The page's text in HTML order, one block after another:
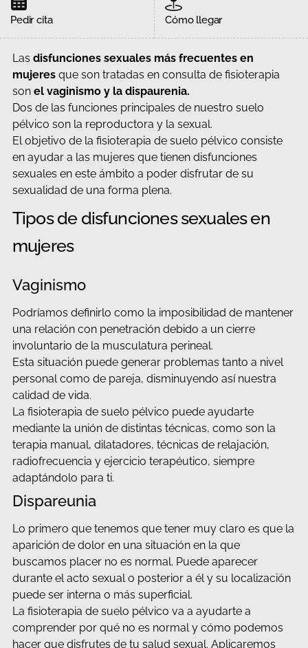
Pedir cita Cómo llegar
Las disfunciones sexuales más frecuentes en
mujeresque son tratadas en consulta de fisioterapia
son el vaginismo y la dispaurenia.
Dos de las funciones principales de nuestro suelo
pélvico son la reproductora y la sexual.
El objetivo de la fisioterapia de suelo pélvico consiste
en ayudar a las mujeres que tienen disfunciones
sexuales en este ámbito a poder disfrutar de su
sexualidad de una forma plena.
Tipos de disfunciones sexuales en
mujeres
Vaginismo
Podríamos definirlo como la imposibilidad de mantener
una relación con penetración debido a un cierre
involuntario de la musculatura perineal.
Esta situación puede generar problemas tanto a nivel
personal como de pareja, disminuyendo así nuestra
calidad de vida.
La fisioterapia de suelo pélvico puede ayudarte
mediante la unión de distintas técnicas, como son la
terapia manual, dilatadores, técnicas de relajación,
radiofrecuencia y ejercicio terapéutico, siempre
adaptándolo para ti.
Dispareunia
Lo primero que tenemos que tener muy claro es que la
aparición de dolor en una situación en la que
buscamos placer no es normal. Puede aparecer
durante el acto sexual o posterior a él y su localización
puede ser interna o más superficial.
La fisioterapia de suelo pélvico va a ayudarte a
comprender por qué no es normal y cómo podemos
hacer que disfrutes de tu salud sexual. Aplicaremos